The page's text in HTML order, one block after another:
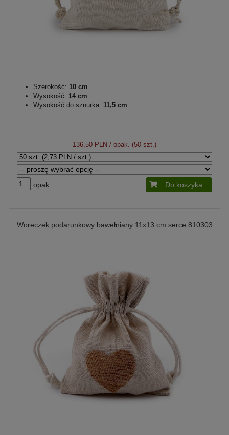
Szerokość: 10 cm
Wysokość: 14 cm
Wysokość do sznurka: 11,5 cm
136,50 PLN / opak. (50 szt.)
opak. Do koszyka
Woreczek podarunkowy bawełniany 11x13 cm serce 810303